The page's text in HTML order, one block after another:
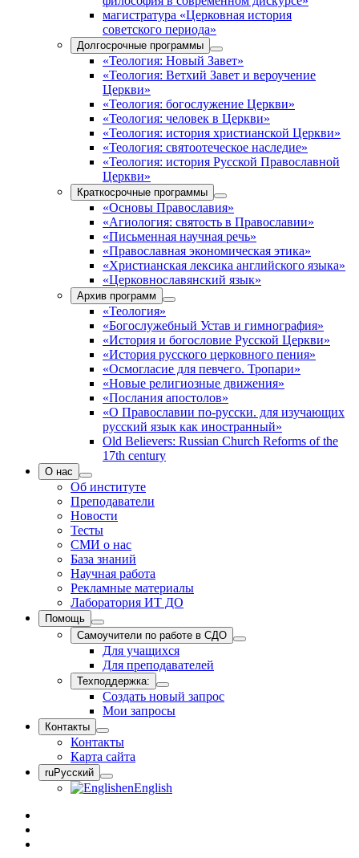
магистратура «Церковная история
советского периода»
Долгосрочные программы
«Теология: Новый Завет»
«Теология: Ветхий Завет и вероучение
Церкви»
«Теология: богослужение Церкви»
«Теология: человек в Церкви»
«Теология: история христианской Церкви»
«Теология: святоотеческое наследие»
«Теология: история Русской Православной
Церкви»
Краткосрочные программы
«Основы Православия»
«Агиология: святость в Православии»
«Письменная научная речь»
«Православная экономическая этика»
«Христианская лексика английского языка»
«Церковнославянский язык»
Архив программ
«Теология»
«Богослужебный Устав и гимнография»
«История и богословие Русской Церкви»
«История русского церковного пения»
«Осмогласие для певчего. Тропари»
«Новые религиозные движения»
«Послания апостолов»
«О Православии по-русски. для изучающих
русский язык как иностранный»
Old Believers: Russian Church Reforms of the
17th century
О нас
Об институте
Преподаватели
Новости
Тесты
СМИ о нас
База знаний
Научная работа
Рекламные материалы
Лаборатория ИТ ДО
Помощь
Самоучители по работе в СДО
Для учащихся
Для преподавателей
Техподдержка:
Создать новый запрос
Мои запросы
Контакты
Контакты
Карта сайта
ruРусский
enEnglish